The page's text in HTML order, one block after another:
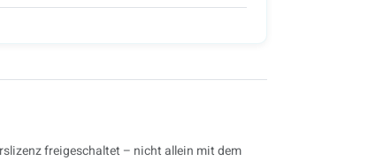
freigeschaltet – nicht allein mit dem